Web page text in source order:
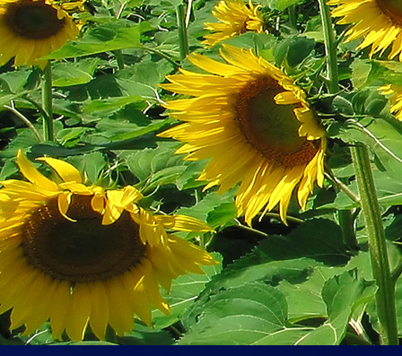
A
folyamatosan
benyújtása a je
történik mind
személyesen.
személyesen a
címen tudjátok
Kérelmeteket